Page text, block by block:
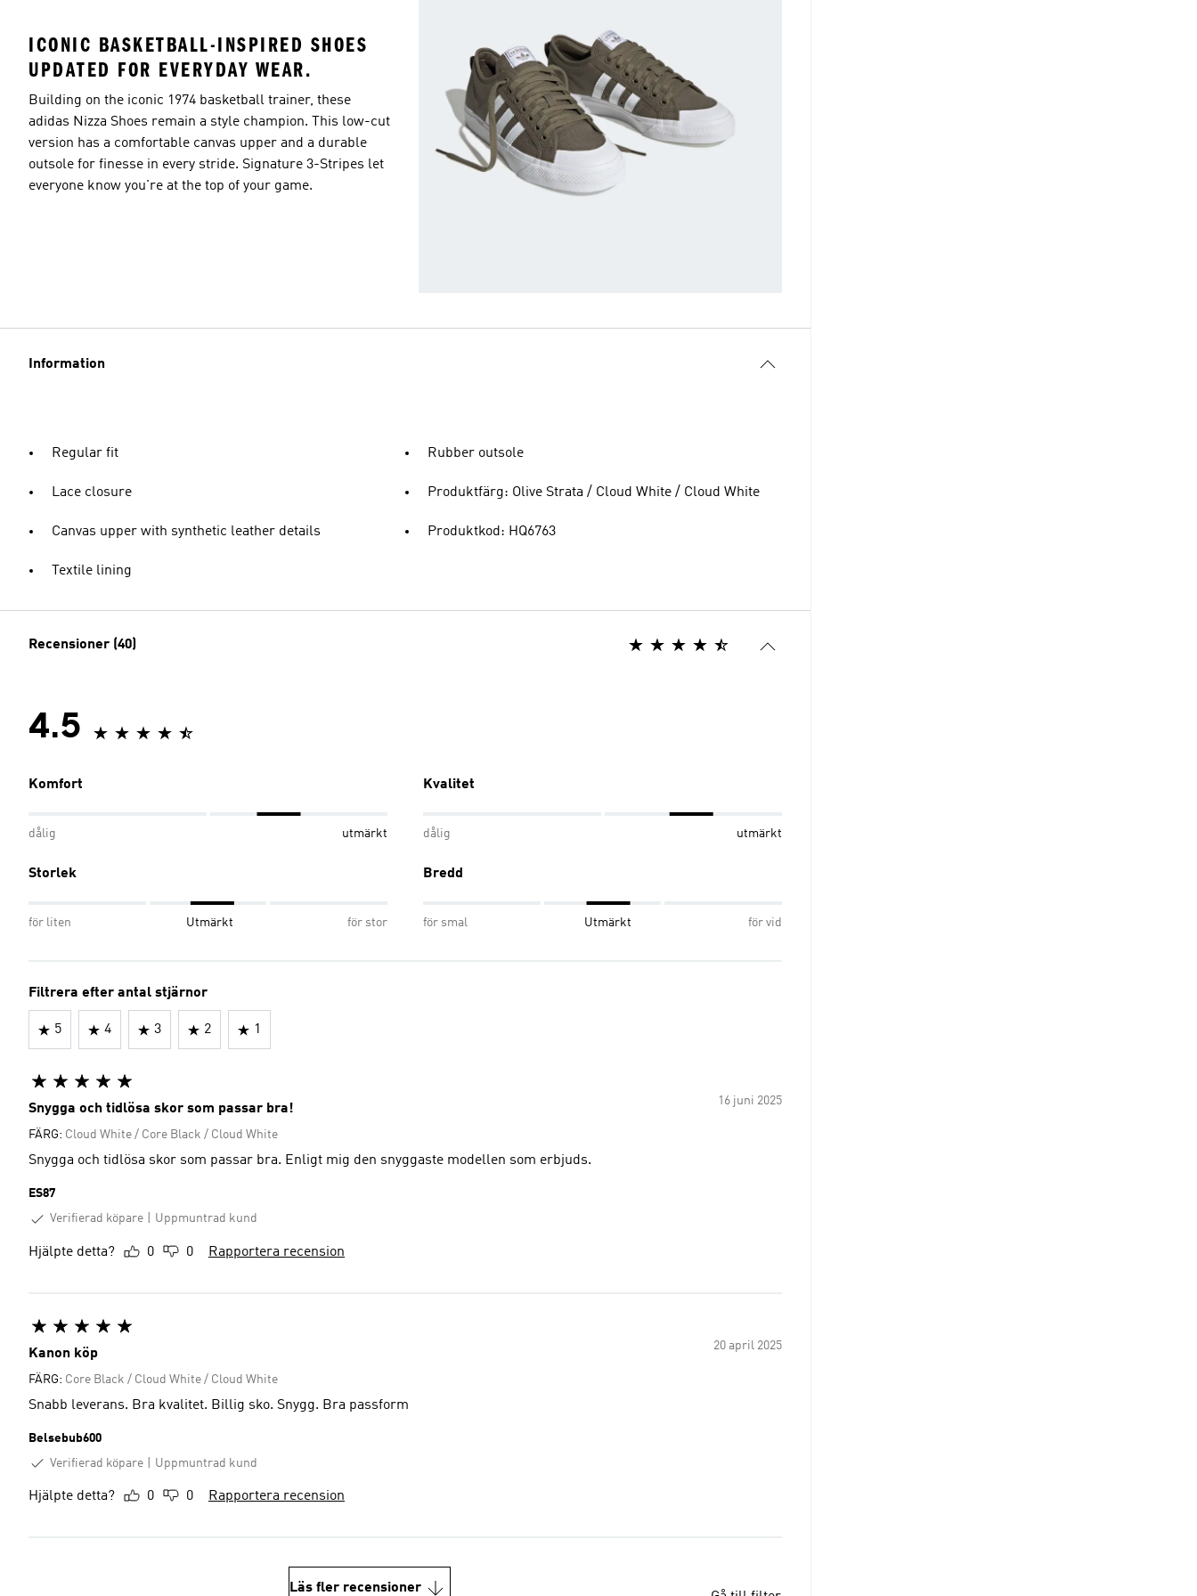
ICONIC BASKETBALL-INSPIRED SHOES
UPDATED FOR EVERYDAY WEAR.
Building on the iconic 1974 basketball trainer, these
adidas Nizza Shoes remain a style champion. This low-cut
version has a comfortable canvas upper and a durable
outsole for finesse in every stride. Signature 3-Stripes let
everyone know you're at the top of your game.
Information
Regular fit
Lace closure
Canvas upper with synthetic leather details
Textile lining
Rubber outsole
Produktfärg: Olive Strata / Cloud White / Cloud White
Produktkod: HQ6763
Recensioner (40)
4.5
Komfort
dålig utmärkt
Kvalitet
dålig utmärkt
Storlek
för liten Utmärkt för stor
Bredd
för smal Utmärkt för vid
Filtrera efter antal stjärnor
5 4 3 2 1
16 juni 2025
Snygga och tidlösa skor som passar bra!
FÄRG: Cloud White / Core Black / Cloud White
Snygga och tidlösa skor som passar bra. Enligt mig den snyggaste modellen som erbjuds.
ES87
Verifierad köpare
Uppmuntrad kund
Hjälpte detta? 0 0 Rapportera recension
20 april 2025
Kanon köp
FÄRG: Core Black / Cloud White / Cloud White
Snabb leverans. Bra kvalitet. Billig sko. Snygg. Bra passform
Belsebub600
Verifierad köpare
Uppmuntrad kund
Hjälpte detta? 0 0 Rapportera recension
Läs fler recensioner